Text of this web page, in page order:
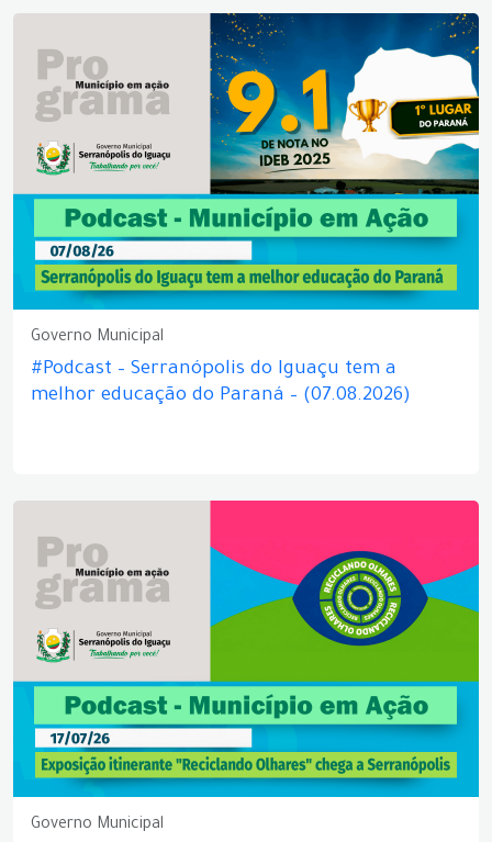
Governo Municipal
#Podcast – Serranópolis do Iguaçu tem a
melhor educação do Paraná – (07.08.2026)
Governo Municipal